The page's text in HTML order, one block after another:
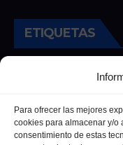
Para ofrecer las mejores
cookies para almacenar y/o
consentimiento de estas
ETIQUETAS
Andalucía